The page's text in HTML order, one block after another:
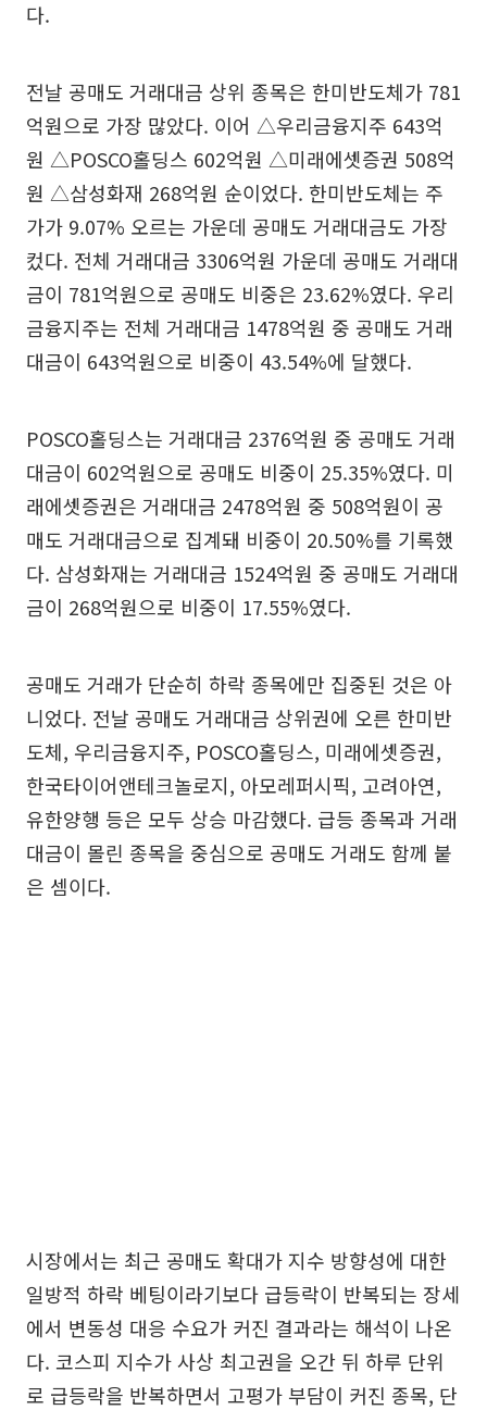
다.
전날 공매도 거래대금 상위 종목은 한미반도체가 781
억원으로 가장 많았다. 이어 △우리금융지주 643억
원 △POSCO홀딩스 602억원 △미래에셋증권 508억
원 △삼성화재 268억원 순이었다. 한미반도체는 주
가가 9.07% 오르는 가운데 공매도 거래대금도 가장
컸다. 전체 거래대금 3306억원 가운데 공매도 거래대
금이 781억원으로 공매도 비중은 23.62%였다. 우리
금융지주는 전체 거래대금 1478억원 중 공매도 거래
대금이 643억원으로 비중이 43.54%에 달했다.
POSCO홀딩스는 거래대금 2376억원 중 공매도 거래
대금이 602억원으로 공매도 비중이 25.35%였다. 미
래에셋증권은 거래대금 2478억원 중 508억원이 공
매도 거래대금으로 집계돼 비중이 20.50%를 기록했
다. 삼성화재는 거래대금 1524억원 중 공매도 거래대
금이 268억원으로 비중이 17.55%였다.
공매도 거래가 단순히 하락 종목에만 집중된 것은 아
니었다. 전날 공매도 거래대금 상위권에 오른 한미반
도체, 우리금융지주, POSCO홀딩스, 미래에셋증권,
한국타이어앤테크놀로지, 아모레퍼시픽, 고려아연,
유한양행 등은 모두 상승 마감했다. 급등 종목과 거래
대금이 몰린 종목을 중심으로 공매도 거래도 함께 붙
은 셈이다.
시장에서는 최근 공매도 확대가 지수 방향성에 대한
일방적 하락 베팅이라기보다 급등락이 반복되는 장세
에서 변동성 대응 수요가 커진 결과라는 해석이 나온
다. 코스피 지수가 사상 최고권을 오간 뒤 하루 단위
로 급등락을 반복하면서 고평가 부담이 커진 종목, 단